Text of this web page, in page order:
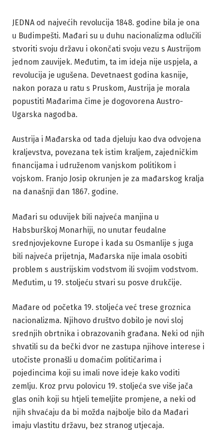
JEDNA od najvećih revolucija 1848. godine bila je ona
u Budimpešti. Mađari su u duhu nacionalizma odlučili
stvoriti svoju državu i okončati svoju vezu s Austrijom
jednom zauvijek. Međutim, ta im ideja nije uspjela, a
revolucija je ugušena. Devetnaest godina kasnije,
nakon poraza u ratu s Pruskom, Austrija je morala
popustiti Mađarima čime je dogovorena Austro-
Ugarska nagodba.
Austrija i Mađarska od tada djeluju kao dva odvojena
kraljevstva, povezana tek istim kraljem, zajedničkim
financijama i udruženom vanjskom politikom i
vojskom. Franjo Josip okrunjen je za mađarskog kralja
na današnji dan 1867. godine.
Mađari su oduvijek bili najveća manjina u
Habsburškoj Monarhiji, no unutar feudalne
srednjovjekovne Europe i kada su Osmanlije s juga
bili najveća prijetnja, Mađarska nije imala osobiti
problem s austrijskim vodstvom ili svojim vodstvom.
Međutim, u 19. stoljeću stvari su posve drukčije.
Mađare od početka 19. stoljeća već trese groznica
nacionalizma. Njihovo društvo dobilo je novi sloj
srednjih obrtnika i obrazovanih građana. Neki od njih
shvatili su da bečki dvor ne zastupa njihove interese i
utočiste pronašli u domaćim političarima i
pojedincima koji su imali nove ideje kako voditi
zemlju. Kroz prvu polovicu 19. stoljeća sve više jača
glas onih koji su htjeli temeljite promjene, a neki od
njih shvaćaju da bi možda najbolje bilo da Mađari
imaju vlastitu državu, bez stranog utjecaja.